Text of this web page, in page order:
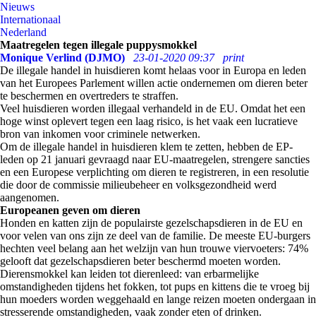
Nieuws
Internationaal
Nederland
Maatregelen tegen illegale puppysmokkel
Monique Verlind (DJMO)
23-01-2020 09:37
print
De illegale handel in huisdieren komt helaas voor in Europa en leden
van het Europees Parlement willen actie ondernemen om dieren beter
te beschermen en overtreders te straffen.
Veel huisdieren worden illegaal verhandeld in de EU. Omdat het een
hoge winst oplevert tegen een laag risico, is het vaak een lucratieve
bron van inkomen voor criminele netwerken.
Om de illegale handel in huisdieren klem te zetten, hebben de EP-
leden op 21 januari gevraagd naar EU-maatregelen, strengere sancties
en een Europese verplichting om dieren te registreren, in een resolutie
die door de commissie milieubeheer en volksgezondheid werd
aangenomen.
Europeanen geven om dieren
Honden en katten zijn de populairste gezelschapsdieren in de EU en
voor velen van ons zijn ze deel van de familie. De meeste EU-burgers
hechten veel belang aan het welzijn van hun trouwe viervoeters: 74%
gelooft dat gezelschapsdieren beter beschermd moeten worden.
Dierensmokkel kan leiden tot dierenleed: van erbarmelijke
omstandigheden tijdens het fokken, tot pups en kittens die te vroeg bij
hun moeders worden weggehaald en lange reizen moeten ondergaan in
stresserende omstandigheden, vaak zonder eten of drinken.